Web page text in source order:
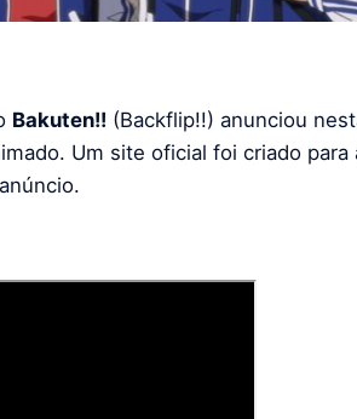
Bakuten!! (Backflip!!) anunciou
Um site oficial foi criado para